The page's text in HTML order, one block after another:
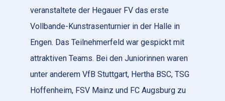
veranstaltete der Hegauer FV das erste
Vollbande-Kunstrasenturnier in der Halle in
Engen. Das Teilnehmerfeld war gespickt mit
attraktiven Teams. Bei den Juniorinnen waren
unter anderem VfB Stuttgart, Hertha BSC, TSG
Hoffenheim, FSV Mainz und FC Augsburg zu